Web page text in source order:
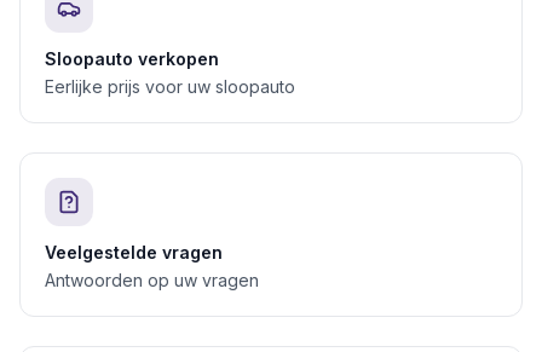
Sloopauto verkopen
Eerlijke prijs voor uw sloopauto
Veelgestelde vragen
Antwoorden op uw vragen